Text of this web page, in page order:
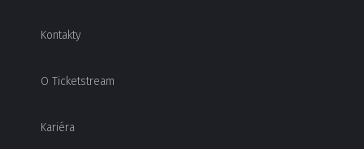
Kontakty
O Ticketstream
Kariéra